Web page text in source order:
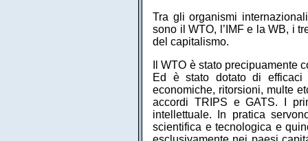
Tra gli organismi
sono il WTO, l’IMF e la WB, i
del capitalismo.
Il WTO è stato precipuamente
Ed è stato dotato di efficaci
economiche, ritorsioni, multe
accordi TRIPS e GATS. I
intellettuale. In pratica
scientifica e tecnologica e